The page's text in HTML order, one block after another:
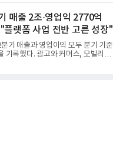
호동, 김범수, 양종
재래식 무기를 새롭게 활용하는 방
핵심 구성품 국산화를 통해 수출상
고자 노력했다. 이러한 LIG넥스원의
가 집약된 무기체계가 바로 휴대용
‘신궁’이다.신궁은 이미 2009년 수
멀티런처 개발을 완료함으로써 기
화 가능성을 선보인 바 있었다. 이번
매출 2조·영업익 2770억
플랫폼 사업 전반 고른 성장"
기 매출과 영업이익 모두 분기 기준
기록했다. 광고와 커머스, 모빌리